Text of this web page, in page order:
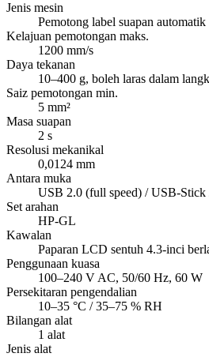
Jenis mesin
Pemotong label suapan automatik
Kelajuan pemotongan maks.
1200 mm/s
Daya tekanan
10–400 g, boleh laras dalam
Saiz pemotongan min.
5 mm²
Masa suapan
2 s
Resolusi mekanikal
0,0124 mm
Antara muka
USB 2.0 (full speed) / USB-Stick
Set arahan
HP-GL
Kawalan
Paparan LCD sentuh 4.3-inci
Penggunaan kuasa
100–240 V AC, 50/60 Hz, 60 W
Persekitaran pengendalian
10–35 °C / 35–75 % RH
Bilangan alat
1 alat
Jenis alat